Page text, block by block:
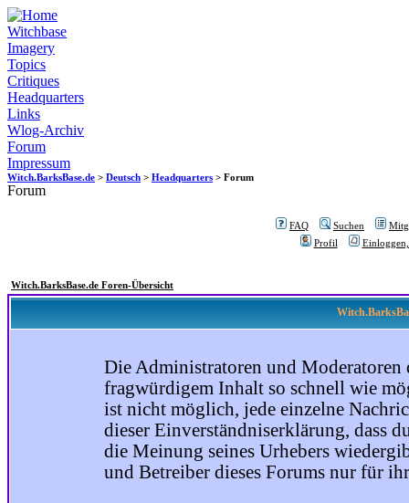
Witchbase
Imagery
Topics
Critiques
Headquarters
Links
Wlog-Archiv
Forum
Impressum
Witch.BarksBase.de > Deutsch > Headquarters > Forum
Forum
FAQ Suchen
Profil
Witch.BarksBase.de Foren-Übersicht
Die Administratoren und Moderatoren
fragwürdigem Inhalt so schnell wie
ist nicht möglich, jede einzelne
dieser Einverständniserklärung, dass
die Meinung seines Urhebers
und Betreiber dieses Forums nur für